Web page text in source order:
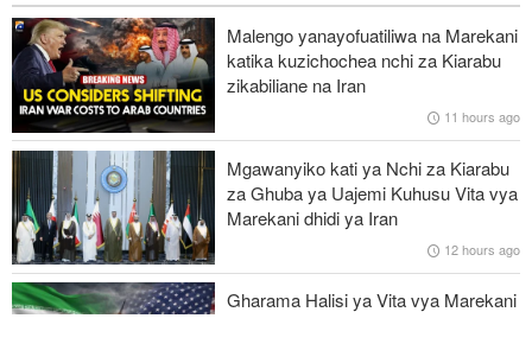
IRGC: Watu 8 wenye silaha wenye mfungamano na makundi ya
kigaidi watiwa nguvuni kusini-mashariki mwa Iran
Ripoti: Mashambulio ya Marekani yaliua na kujeruhi mamia ya
raia Yemen mwaka jana; Washington inaficha idadi kamili ya
wahanga
Raia zaidi ya 300 waliotekwa nyara Nigeria waokolewa katika
operesheni kubwa
Mbu vamizi azua hofu ya malaria kote barani Afrika
Malengo yanayofuatiliwa na Marekani
katika kuzichochea nchi za Kiarabu
zikabiliane na Iran
11 hours ago
Mgawanyiko kati ya Nchi za Kiarabu
za Ghuba ya Uajemi Kuhusu Vita vya
Marekani dhidi ya Iran
12 hours ago
Gharama Halisi ya Vita vya Marekani